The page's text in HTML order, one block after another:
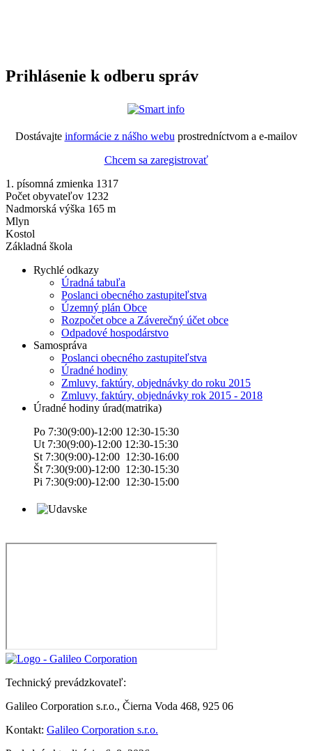
Prihlásenie k odberu správ
Dostávajte informácie z nášho webu prostredníctvom a e-mailov
Chcem sa zaregistrovať
1. písomná zmienka 1317
Počet obyvateľov 1232
Nadmorská výška 165 m
Mlyn
Kostol
Základná škola
Rychlé odkazy
Úradná tabuľa
Poslanci obecného zastupiteľstva
Územný plán Obce
Rozpočet obce a Záverečný účet obce
Odpadové hospodárstvo
Samospráva
Poslanci obecného zastupiteľstva
Úradné hodiny
Zmluvy, faktúry, objednávky do roku 2015
Zmluvy, faktúry, objednávky rok 2015 - 2018
Úradné hodiny úrad(matrika)
Po 7:30(9:00)-12:00 12:30-15:30
Ut 7:30(9:00)-12:00 12:30-15:30
St 7:30(9:00)-12:00 12:30-16:00
Št 7:30(9:00)-12:00 12:30-15:30
Pi 7:30(9:00)-12:00 12:30-15:00
Technický prevádzkovateľ:
Galileo Corporation s.r.o., Čierna Voda 468, 925 06
Kontakt: Galileo Corporation s.r.o.